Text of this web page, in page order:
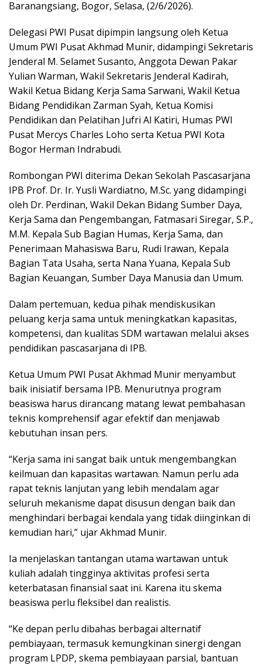
Baranangsiang, Bogor, Selasa, (2/6/2026).
Delegasi PWI Pusat dipimpin langsung oleh Ketua
Umum PWI Pusat Akhmad Munir, didampingi Sekretaris
Jenderal M. Selamet Susanto, Anggota Dewan Pakar
Yulian Warman, Wakil Sekretaris Jenderal Kadirah,
Wakil Ketua Bidang Kerja Sama Sarwani, Wakil Ketua
Bidang Pendidikan Zarman Syah, Ketua Komisi
Pendidikan dan Pelatihan Jufri Al Katiri, Humas PWI
Pusat Mercys Charles Loho serta Ketua PWI Kota
Bogor Herman Indrabudi.
Rombongan PWI diterima Dekan Sekolah Pascasarjana
IPB Prof. Dr. Ir. Yusli Wardiatno, M.Sc. yang didampingi
oleh Dr. Perdinan, Wakil Dekan Bidang Sumber Daya,
Kerja Sama dan Pengembangan, Fatmasari Siregar, S.P.,
M.M. Kepala Sub Bagian Humas, Kerja Sama, dan
Penerimaan Mahasiswa Baru, Rudi Irawan, Kepala
Bagian Tata Usaha, serta Nana Yuana, Kepala Sub
Bagian Keuangan, Sumber Daya Manusia dan Umum.
Dalam pertemuan, kedua pihak mendiskusikan
peluang kerja sama untuk meningkatkan kapasitas,
kompetensi, dan kualitas SDM wartawan melalui akses
pendidikan pascasarjana di IPB.
Ketua Umum PWI Pusat Akhmad Munir menyambut
baik inisiatif bersama IPB. Menurutnya program
beasiswa harus dirancang matang lewat pembahasan
teknis komprehensif agar efektif dan menjawab
kebutuhan insan pers.
“Kerja sama ini sangat baik untuk mengembangkan
keilmuan dan kapasitas wartawan. Namun perlu ada
rapat teknis lanjutan yang lebih mendalam agar
seluruh mekanisme dapat disusun dengan baik dan
menghindari berbagai kendala yang tidak diinginkan di
kemudian hari,” ujar Akhmad Munir.
Ia menjelaskan tantangan utama wartawan untuk
kuliah adalah tingginya aktivitas profesi serta
keterbatasan finansial saat ini. Karena itu skema
beasiswa perlu fleksibel dan realistis.
“Ke depan perlu dibahas berbagai alternatif
pembiayaan, termasuk kemungkinan sinergi dengan
program LPDP, skema pembiayaan parsial, bantuan